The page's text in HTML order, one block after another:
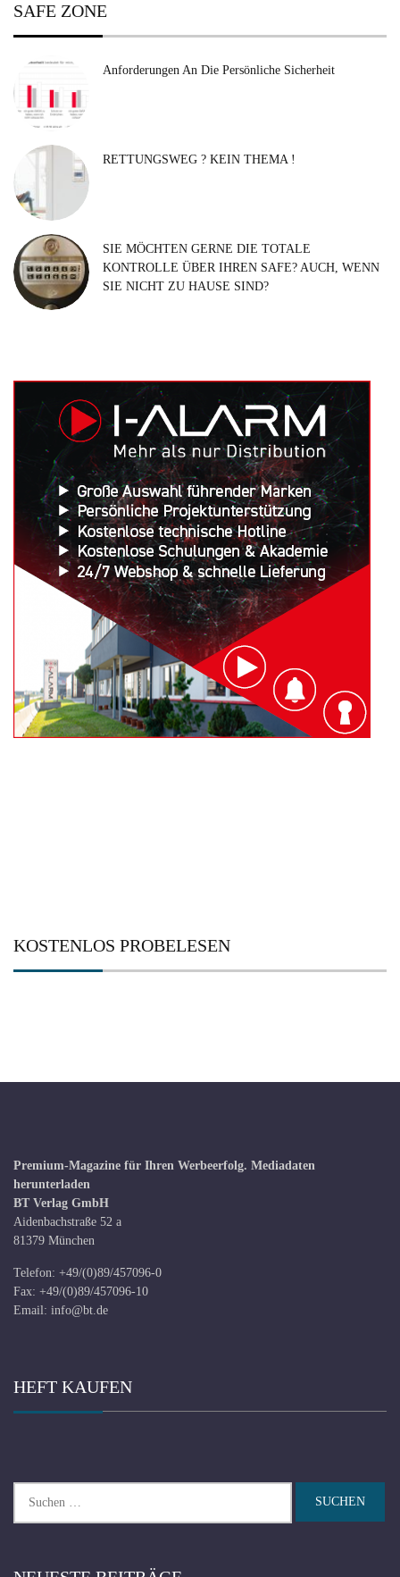
Suchen
nach:
SAFE ZONE
Anforderungen An Die Persönliche Sicherheit
RETTUNGSWEG ? KEIN THEMA !
SIE MÖCHTEN GERNE DIE TOTALE
KONTROLLE ÜBER IHREN SAFE? AUCH, WENN
SIE NICHT ZU HAUSE SIND?
KOSTENLOS PROBELESEN
Premium-Magazine für Ihren Werbeerfolg. Mediadaten
herunterladen
BT Verlag GmbH
Aidenbachstraße 52 a
81379 München
Telefon: +49/(0)89/457096-0
Fax: +49/(0)89/457096-10
Email: info@bt.de
HEFT KAUFEN
nach: